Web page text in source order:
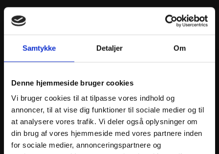
Samtykke Detaljer Om
Denne hjemmeside bruger cookies
Vi bruger cookies til at tilpasse vores indhold og
annoncer, til at vise dig funktioner til sociale medier og til
at analysere vores trafik. Vi deler også oplysninger om
din brug af vores hjemmeside med vores partnere inden
for sociale medier, annonceringspartnere og
ANDRE INTERESSANTE VARER